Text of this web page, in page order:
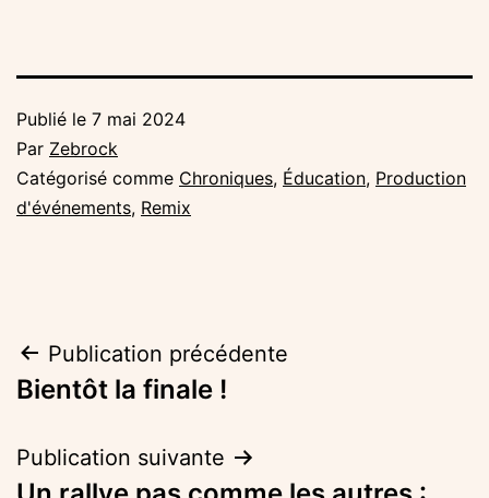
Publié le 7 mai 2024
Par Zebrock
Catégorisé comme Chroniques, Éducation, Production
d'événements, Remix
Navigation
de
l’article
Publication précédente
Bientôt la finale !
Publication suivante